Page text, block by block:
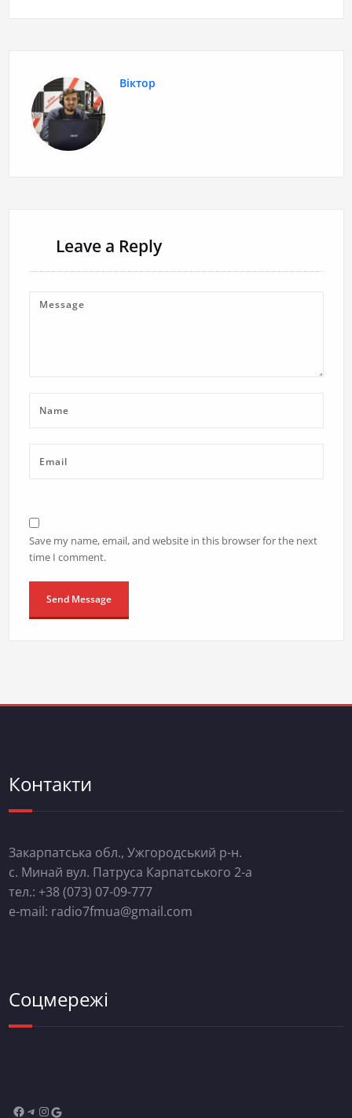
Віктор
Leave a Reply
Save my name, email, and website in this browser for the next
time I comment.
Контакти
Закарпатська обл., Ужгородський р-н.
с. Минай вул. Патруса Карпатського 2-а
тел.: +38 (073) 07-09-777
e-mail: radio7fmua@gmail.com
Соцмережі